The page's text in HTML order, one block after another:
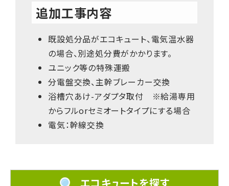
追加工事内容
既設処分品がエコキュート、電気温水器
の場合、別途処分費がかかります。
ユニック等の特殊運搬
分電盤交換、主幹ブレーカー交換
浴槽穴あけ-アダプタ取付 ※給湯専用
からフルorセミオートタイプにする場合
電気：幹線交換
エコキュートを探す